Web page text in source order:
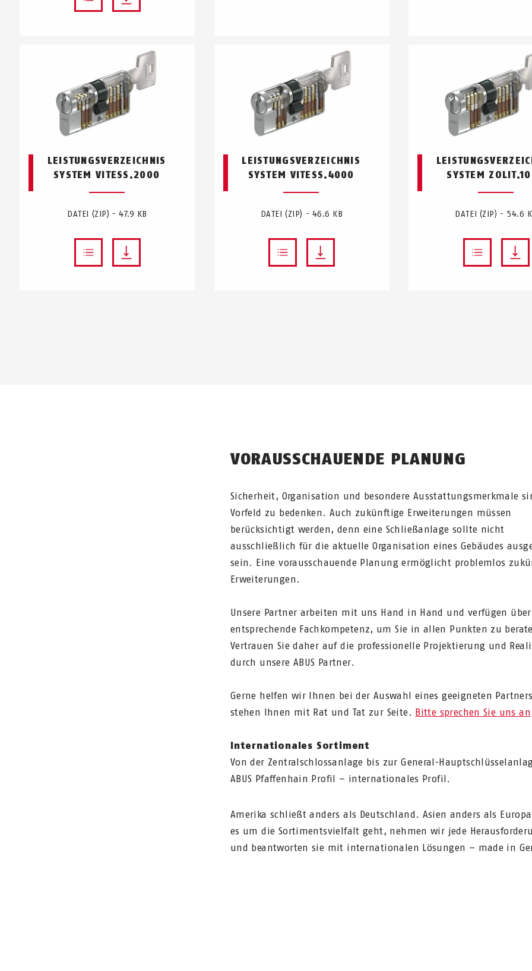
LEISTUNGSVERZEICHNIS
SYSTEM VITESS.2000
DATEI (ZIP) - 47.9 KB
LEISTUNGSVERZEICHNIS
SYSTEM VITESS.4000
DATEI (ZIP) - 46.6 KB
SYSTEM
DATEI (ZIP) - 54.6
VORAUSSCHAUENDE PLANUNG
Sicherheit, Organisation und besondere Ausstattungsmerkmale
Vorfeld zu bedenken. Auch zukünftige Erweiterungen müssen
berücksichtigt werden, denn eine Schließanlage sollte nicht
ausschließlich für die aktuelle Organisation eines Gebäudes
sein. Eine vorausschauende Planung ermöglicht problemlos
Erweiterungen.
Unsere Partner arbeiten mit uns Hand in Hand und verfügen
entsprechende Fachkompetenz, um Sie in allen Punkten zu
Vertrauen Sie daher auf die professionelle Projektierung und
durch unsere ABUS Partner.
Gerne helfen wir Ihnen bei der Auswahl eines geeigneten
stehen Ihnen mit Rat und Tat zur Seite. Bitte sprechen Sie uns an
Internationales Sortiment
Von der Zentralschlossanlage bis zur General-
ABUS Pfaffenhain Profil – internationales Profil.
Amerika schließt anders als Deutschland. Asien anders als
es um die Sortimentsvielfalt geht, nehmen wir jede
und beantworten sie mit internationalen Lösungen – made in